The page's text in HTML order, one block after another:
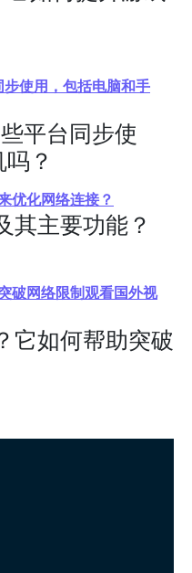
使用，包括电脑和手
平台同步使
？
优化网络连接？
其主要功能？
破网络限制观看国外视
它如何帮助突破